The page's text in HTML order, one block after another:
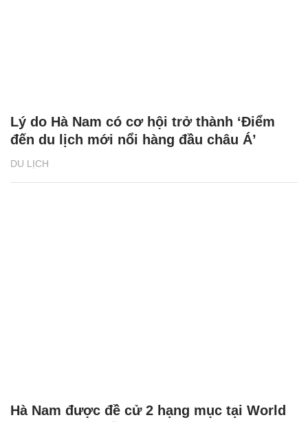
DU LỊCH
Lý do Hà Nam có cơ hội trở thành ‘Điểm
đến du lịch mới nổi hàng đầu châu Á’
Hà Nam được đề cử 2 hạng mục tại World